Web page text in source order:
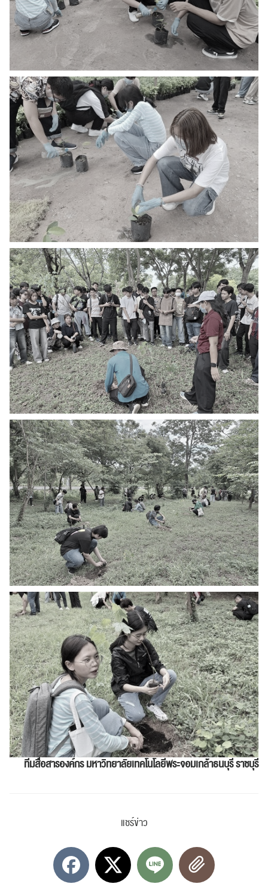
ทีมสื่อสารองค์กรมหาวิทยาลัยเทคโนโลยีพระจอมเกล้าธนบุรี ราชบุรี
แชร์ข่าว